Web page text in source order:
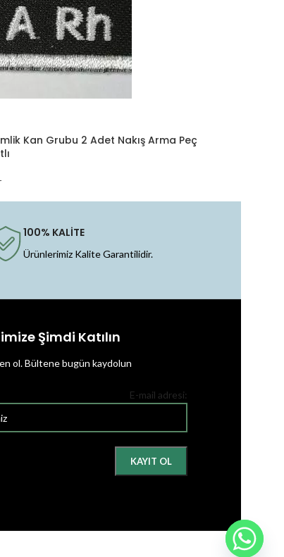
Kan Grubu 2 Adet Nakış Arma Peç
100% KALİTE
Ürünlerimiz Kalite Garantilidir.
Şimdi Katılın
ol.Bültene bugün kaydolun
E-mail adresi: